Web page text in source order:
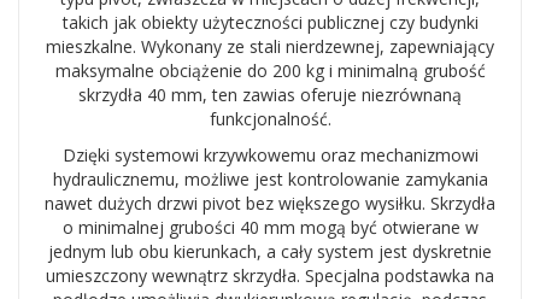
takich jak obiekty użyteczności publicznej czy budynki
mieszkalne. Wykonany ze stali nierdzewnej, zapewniający
maksymalne obciążenie do 200 kg i minimalną grubość
skrzydła 40 mm, ten zawias oferuje niezrównaną
funkcjonalność.
Dzięki systemowi krzywkowemu oraz mechanizmowi
hydraulicznemu, możliwe jest kontrolowanie zamykania
nawet dużych drzwi pivot bez większego wysiłku. Skrzydła
o minimalnej grubości 40 mm mogą być otwierane w
jednym lub obu kierunkach, a cały system jest dyskretnie
umieszczony wewnątrz skrzydła. Specjalna podstawka na